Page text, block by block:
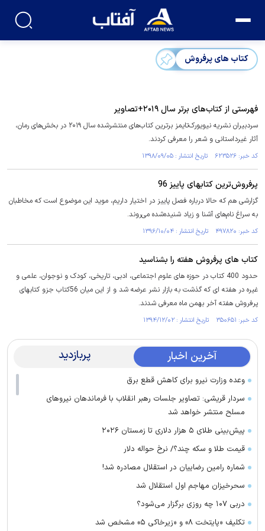
کتاب های پرفروش
فهرستی از کتاب‌های برتر سال ۲۰۱۹+تصاویر
سردبیران نشریه نیویورک‌تایمز برترین کتاب‌های منتشرشده سال ۲۰۱۹ در بخش‌های رمان،
آثار غیرداستانی و شعر را معرفی کردند.
کد خبر: ۶۲۳۵۲۶ تاریخ انتشار : ۱۳۹۸/۰۹/۰۵
پرفروش‌ترین کتاب‎های پاییز 96
گزارشی هم که حالا درباره فصل پاییز در اختیار داریم، موید این موضوع است که مخاطبان
به سراغ نام‌های آشنا و زیاد شنیده‌شده می‌روند.
کد خبر: ۴۹۷۸۲۰ تاریخ انتشار : ۱۳۹۶/۱۰/۰۴
کتاب های پرفروش هفته را بشناسید
حدود 400 کتاب در حوزه های علوم اجتماعی، ادبی، تاریخی، کودک و نوجوان، علمی و
غیره در هفته ای که گذشت به بازار نشر عرضه شد و از این میان 56کتاب جزو کتابهای
پرفروش هفته آخر بهمن ماه معرفی شدند.
کد خبر: ۳۵۰۶۵۱ تاریخ انتشار : ۱۳۹۴/۱۲/۰۲
آخرین اخبار پربازدید
وعده وزارت نیرو برای کاهش قطع برق
سردار قریشی: تصاویر جلسات رهبر انقلاب با فرماندهان نیرو‌های
مسلح منتشر خواهد شد
پیش‌بینی طلای ۵ هزار دلاری تا زمستان ۲۰۲۶
قیمت طلا و سکه چند؟/ نرخ حواله دلار
شماره رامین رضاییان در استقلال مصادره شد!
سحرخیزان مهاجم اول استقلال شد
دربی ۱۰۷ چه روزی برگزار می‌شود؟
تکلیف «پایتخت ۸» و «زیرخاکی ۵» مشخص شد